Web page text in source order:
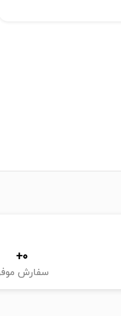
سفارش
0
+